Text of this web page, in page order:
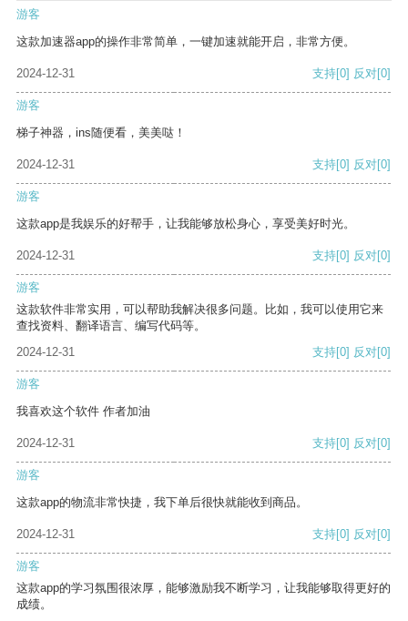
游客
这款加速器app的操作非常简单，一键加速就能开启，非常方便。
2024-12-31 支持[0] 反对[0]
游客
梯子神器，ins随便看，美美哒！
2024-12-31 支持[0] 反对[0]
游客
这款app是我娱乐的好帮手，让我能够放松身心，享受美好时光。
2024-12-31 支持[0] 反对[0]
游客
这款软件非常实用，可以帮助我解决很多问题。比如，我可以使用它来
查找资料、翻译语言、编写代码等。
2024-12-31
支持[0] 反对[0]
游客
我喜欢这个软件 作者加油
2024-12-31 支持[0] 反对[0]
游客
这款app的物流非常快捷，我下单后很快就能收到商品。
2024-12-31 支持[0] 反对[0]
游客
这款app的学习氛围很浓厚，能够激励我不断学习，让我能够取得更好的
成绩。